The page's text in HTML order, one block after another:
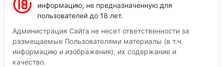
информацию, не предназначенную для
пользователей до 18 лет.
Администрация Сайта не несет ответственности за
размещаемые Пользователями материалы (в т.ч.
информацию и изображения), их содержание и
качество.